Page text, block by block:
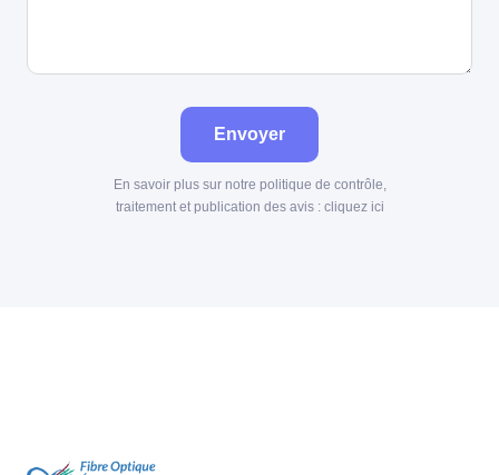
Envoyer
En savoir plus sur notre politique de contrôle,
traitement et publication des avis : cliquez ici